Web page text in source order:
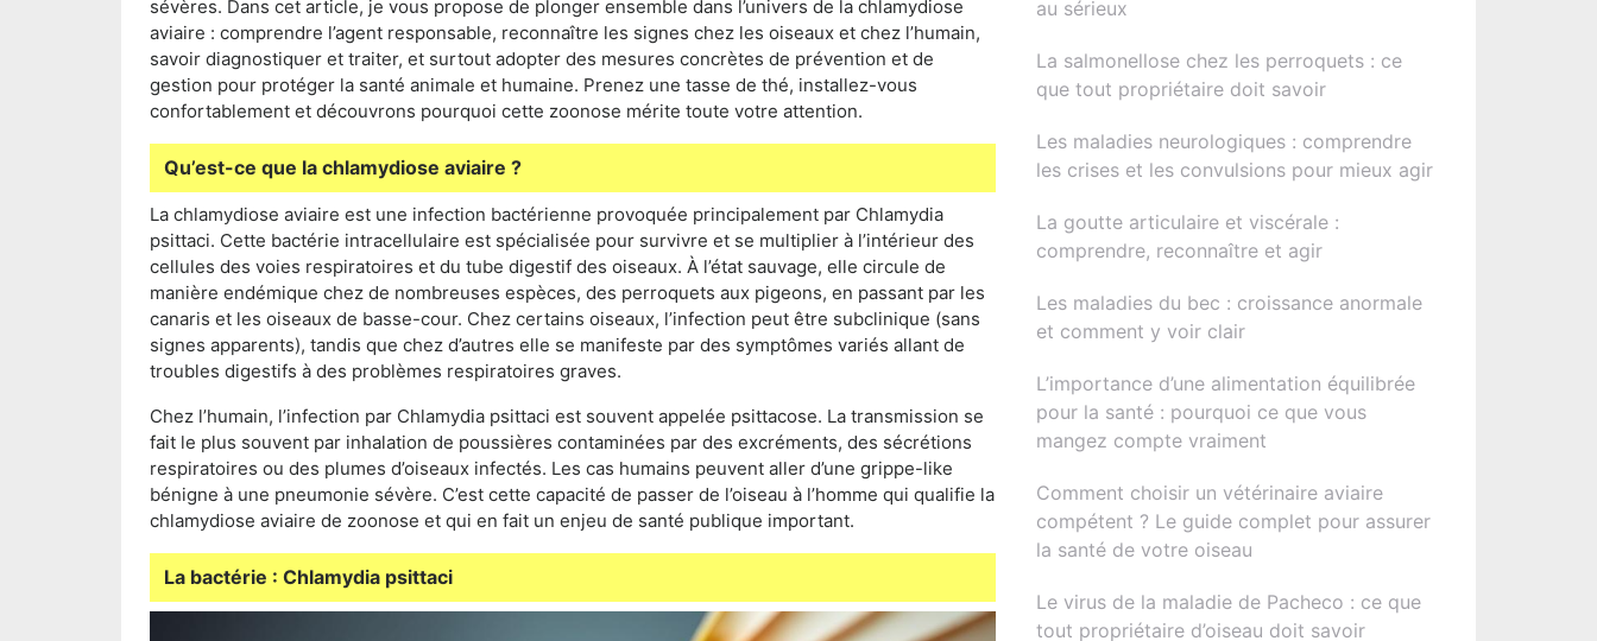
sévères. Dans cet article, je vous propose de plonger ensemble dans l’univers de la chlamydiose
aviaire : comprendre l’agent responsable, reconnaître les signes chez les oiseaux et chez l’humain,
savoir diagnostiquer et traiter, et surtout adopter des mesures concrètes de prévention et de
gestion pour protéger la santé animale et humaine. Prenez une tasse de thé, installez-vous
confortablement et découvrons pourquoi cette zoonose mérite toute votre attention.
Qu’est-ce que la chlamydiose aviaire ?
La chlamydiose aviaire est une infection bactérienne provoquée principalement par Chlamydia
psittaci. Cette bactérie intracellulaire est spécialisée pour survivre et se multiplier à l’intérieur des
cellules des voies respiratoires et du tube digestif des oiseaux. À l’état sauvage, elle circule de
manière endémique chez de nombreuses espèces, des perroquets aux pigeons, en passant par les
canaris et les oiseaux de basse-cour. Chez certains oiseaux, l’infection peut être subclinique (sans
signes apparents), tandis que chez d’autres elle se manifeste par des symptômes variés allant de
troubles digestifs à des problèmes respiratoires graves.
Chez l’humain, l’infection par Chlamydia psittaci est souvent appelée psittacose. La transmission se
fait le plus souvent par inhalation de poussières contaminées par des excréments, des sécrétions
respiratoires ou des plumes d’oiseaux infectés. Les cas humains peuvent aller d’une grippe-like
bénigne à une pneumonie sévère. C’est cette capacité de passer de l’oiseau à l’homme qui qualifie la
chlamydiose aviaire de zoonose et qui en fait un enjeu de santé publique important.
La bactérie : Chlamydia psittaci
au sérieux
La salmonellose chez les perroquets : ce
que tout propriétaire doit savoir
Les maladies neurologiques : comprendre
les crises et les convulsions pour mieux agir
La goutte articulaire et viscérale :
comprendre, reconnaître et agir
Les maladies du bec : croissance anormale
et comment y voir clair
L’importance d’une alimentation équilibrée
pour la santé : pourquoi ce que vous
mangez compte vraiment
Comment choisir un vétérinaire aviaire
compétent ? Le guide complet pour assurer
la santé de votre oiseau
Le virus de la maladie de Pacheco : ce que
tout propriétaire d’oiseau doit savoir